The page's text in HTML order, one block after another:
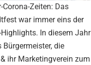
Corona-Zeiten: Das
war immer eins der
In diesem Jahr
die
ihr Marketingverein zum